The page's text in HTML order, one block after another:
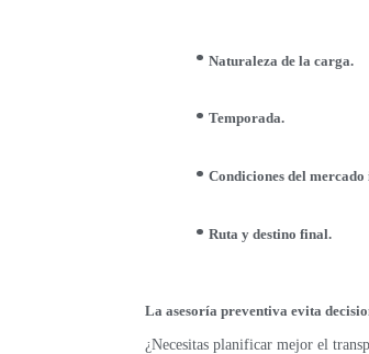
Naturaleza de la carga.
Temporada.
Condiciones del
Ruta y destino final.
La asesoría preventiva evita
¿Necesitas planificar mejor el